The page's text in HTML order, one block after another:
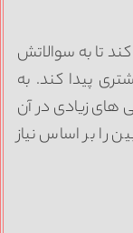
به سوالاتش
پیدا کند. به
زیادی در آن
بر اساس نیاز